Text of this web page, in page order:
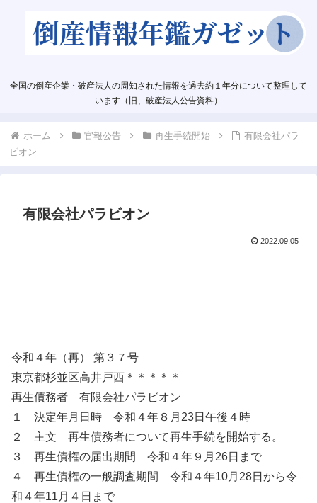
全国の倒産企業・破産法人の周知された情報を過去約１年分について整理して
います（旧、破産法人公告資料）
ホーム 官報公告 再生手続開始
有限会社パラ
ビオン
有限会社パラビオン
2022.09.05
令和４年（再） 第３７号
東京都杉並区高井戸西＊＊＊＊＊
再生債務者 有限会社パラビオン
１ 決定年月日時 令和４年８月23日午後４時
２ 主文 再生債務者について再生手続を開始する。
３ 再生債権の届出期間 令和４年９月26日まで
４ 再生債権の一般調査期間 令和４年10月28日から令
和４年11月４日まで